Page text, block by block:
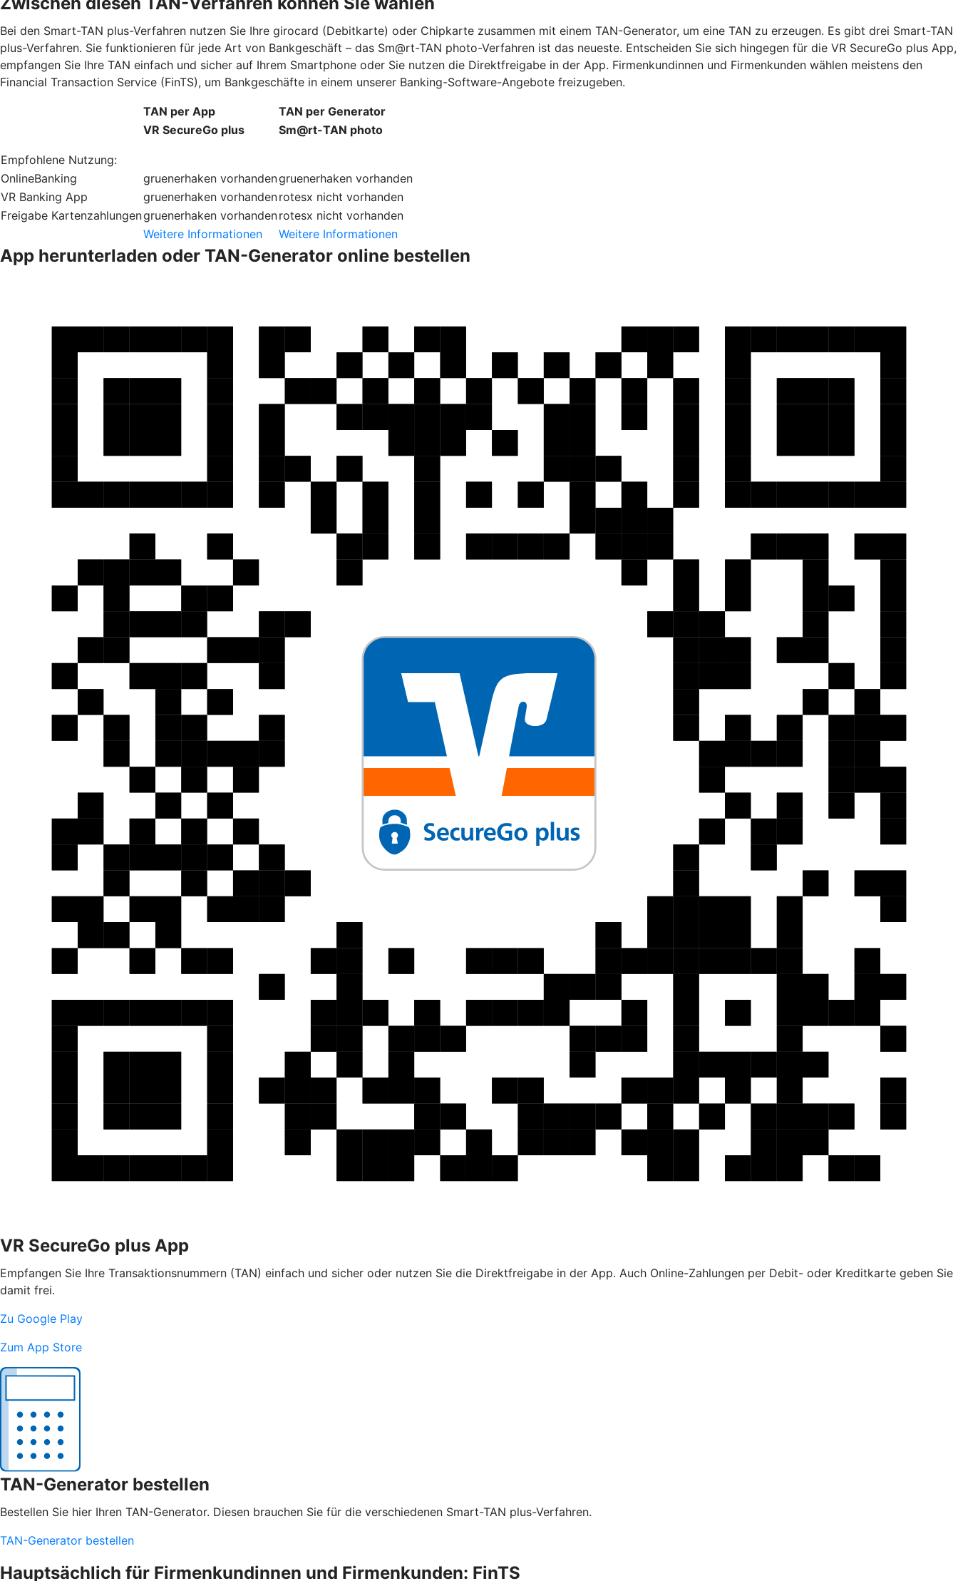
Bei den Smart-TAN plus-Verfahren nutzen Sie Ihre girocard (Debitkarte) oder Chipkarte zusammen mit einem TAN-Generator, um eine TAN zu erzeugen. Es gibt drei Smart-TAN
plus-Verfahren. Sie funktionieren für jede Art von Bankgeschäft – das Sm@rt-TAN photo-Verfahren ist das neueste. Entscheiden Sie sich hingegen für die VR SecureGo plus App,
empfangen Sie Ihre TAN einfach und sicher auf Ihrem Smartphone oder Sie nutzen die Direktfreigabe in der App. Firmenkundinnen und Firmenkunden wählen meistens den
Financial Transaction Service (FinTS), um Bankgeschäfte in einem unserer Banking-Software-Angebote freizugeben.
TAN per App
TAN per Generator
VR SecureGo plus
Sm@rt-TAN photo
Empfohlene Nutzung:
OnlineBanking
gruenerhaken vorhandengruenerhaken vorhanden
VR Banking App
gruenerhaken vorhandenrotesx nicht vorhanden
Freigabe Kartenzahlungengruenerhaken vorhandenrotesx nicht vorhanden
Weitere Informationen
Weitere Informationen
App herunterladen oder TAN-Generator online bestellen
VR SecureGo plus App
Empfangen Sie Ihre Transaktionsnummern (TAN) einfach und sicher oder nutzen Sie die Direktfreigabe in der App. Auch Online-Zahlungen per Debit- oder Kreditkarte geben Sie
damit frei.
Zu Google Play
Zum App Store
TAN-Generator bestellen
Bestellen Sie hier Ihren TAN-Generator. Diesen brauchen Sie für die verschiedenen Smart-TAN plus-Verfahren.
TAN-Generator bestellen
Hauptsächlich für Firmenkundinnen und Firmenkunden: FinTS